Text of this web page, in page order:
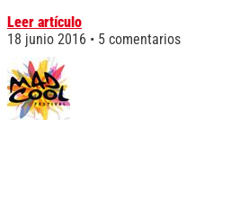
Leer artículo
18 junio 2016
5 comentarios